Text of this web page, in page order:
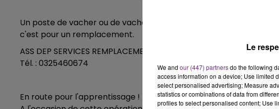
14h00 - 15h00
LA RADIO POP
Un poste de vacher ou de vachère à pourvoir à Romilly sur Seine,
c'est pour un remplacement.
ASS DEP SERVICES REMPLACEMENT - Mme Catherine PETITGENET
Tél. : 0325460674
En route pour l'apprentissage !
Le
We and our (447) partnersdo the following
access information on a device; Use limited
select personalised advertising; Measure
statistics or combinations of data from
profiles to select personalised content; Use